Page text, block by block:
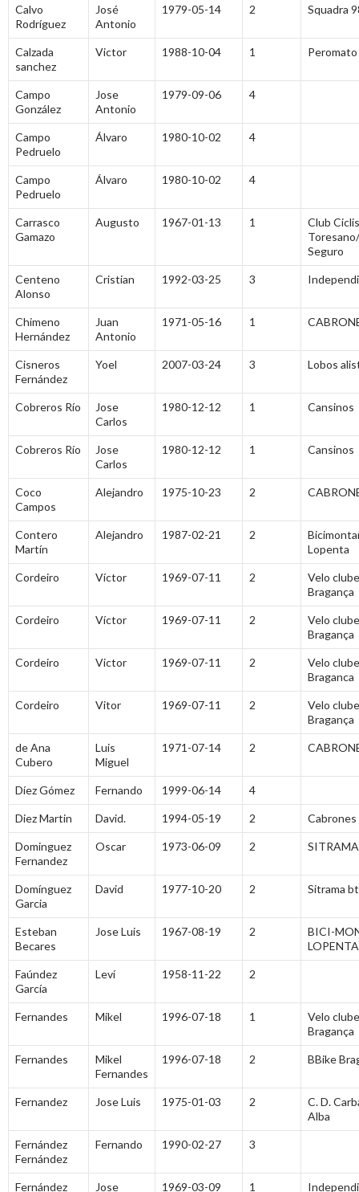
Calvo
Rodríguez
José
Antonio
1979-05-14 2 Squadra
Calzada
sanchez
Victor 1988-10-04 1
Campo
González
Jose
Antonio
1979-09-06 4
Campo
Pedruelo
Álvaro 1980-10-02 4
Campo
Pedruelo
Álvaro 1980-10-02 4
Carrasco
Gamazo
Augusto 1967-01-13 1
Club
Seguro
Centeno
Alonso
Cristian 1992-03-25 3
Chimeno
Hernández
Juan
Antonio
1971-05-16 1
Cisneros
Fernández
Yoel 2007-03-24 3 Lobos
Cobreros Río
Jose
Carlos
1980-12-12 1 Cansinos
Cobreros Río
Jose
Carlos
1980-12-12 1 Cansinos
Coco
Campos
Alejandro 1975-10-23 2
Contero
Martín
Alejandro 1987-02-21 2
Lopenta
Cordeiro Víctor 1969-07-11 2
Velo
Bragança
Cordeiro Víctor 1969-07-11 2
Velo
Bragança
Cordeiro Victor 1969-07-11 2
Velo
Braganca
Cordeiro Vitor 1969-07-11 2
Velo clube
Bragança
de Ana
Cubero
Luis
Miguel
1971-07-14 2
Díez Gómez Fernando 1999-06-14 4
Diez Martin David. 1994-05-19 2
Dominguez
Fernandez
Oscar 1973-06-09 2
Domínguez
Garcia
David 1977-10-20 2 Sitrama
Esteban
Becares
Jose Luis 1967-08-19 2
BICI-
LOPENTA
Faúndez
García
Leví 1958-11-22 2
Fernandes Mikel 1996-07-18 1
Velo clube
Bragança
Fernandes
Mikel
Fernandes
1996-07-18 2 BBike
Fernandez Jose Luis 1975-01-03 2
C. D.
Alba
Fernández
Fernández
Fernando 1990-02-27 3
Fernández Jose 1969-03-09 1